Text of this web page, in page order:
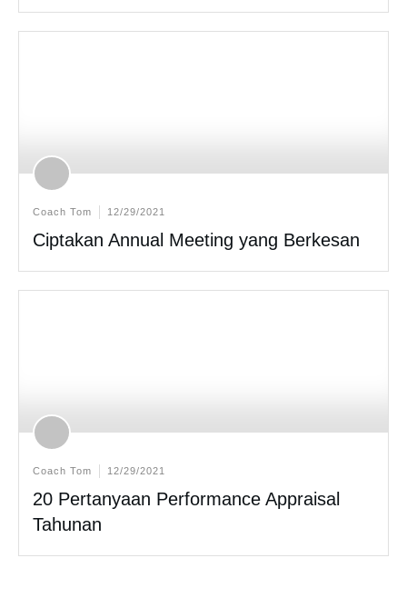
Coach Tom 12/29/2021
Ciptakan Annual Meeting yang Berkesan
Coach Tom 12/29/2021
20 Pertanyaan Performance Appraisal
Tahunan